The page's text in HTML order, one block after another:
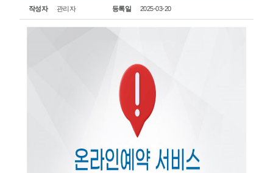
작성자 관리자 등록일 2025-03-20